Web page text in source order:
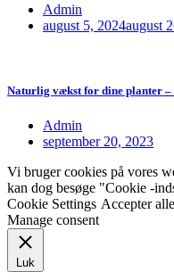
Admin
august 5, 2024august
Naturlig vækst for dine planter –
Admin
september 20, 2023
Vi bruger cookies på vores
kan dog besøge "Cookie -
Cookie Settings Accepter alle
Manage consent
Luk